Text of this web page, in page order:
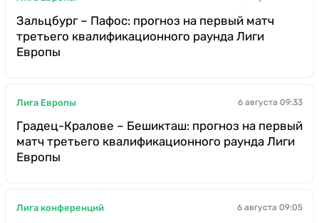
Зальцбург – Пафос: прогноз на первый матч
третьего квалификационного раунда Лиги
Европы
Лига Европы 6 августа 09:33
Градец-Кралове – Бешикташ: прогноз на первый
матч третьего квалификационного раунда Лиги
Европы
Лига конференций 6 августа 09:05